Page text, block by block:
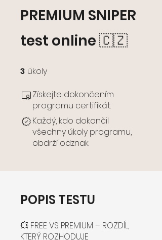
PREMIUM SNIPER
test online 🇨🇿
3 úkoly
Získejte dokončením
programu certifikát.
Každý, kdo dokončil
všechny úkoly programu,
obdrží odznak.
POPIS TESTU
💥 FREE VS PREMIUM – ROZDÍL,
KTERÝ ROZHODUJE